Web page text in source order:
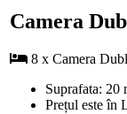
Camera
8 x Camera
Suprafata: 20
Prețul este în